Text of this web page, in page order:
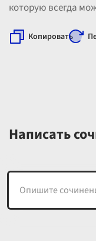
которую всегда
Копировать
Написать